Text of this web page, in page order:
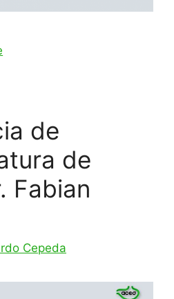
de
de
Fabian
Cepeda